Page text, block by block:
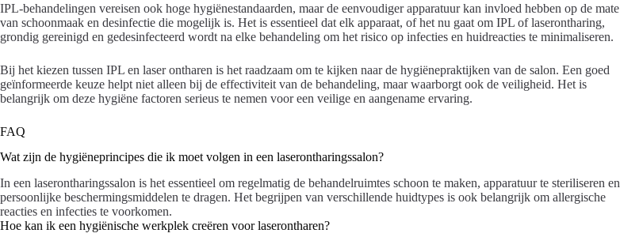
IPL-behandelingen vereisen ook hoge hygiënestandaarden, maar de eenvoudiger apparatuur kan invloed hebben op de mate
van schoonmaak en desinfectie die mogelijk is. Het is essentieel dat elk apparaat, of het nu gaat om IPL of laserontharing,
grondig gereinigd en gedesinfecteerd wordt na elke behandeling om het risico op infecties en huidreacties te minimaliseren.
Bij het kiezen tussen IPL en laser ontharen is het raadzaam om te kijken naar de hygiënepraktijken van de salon. Een goed
geïnformeerde keuze helpt niet alleen bij de effectiviteit van de behandeling, maar waarborgt ook de veiligheid. Het is
belangrijk om deze hygiëne factoren serieus te nemen voor een veilige en aangename ervaring.
FAQ
Wat zijn de hygiëneprincipes die ik moet volgen in een laserontharingssalon?
In een laserontharingssalon is het essentieel om regelmatig de behandelruimtes schoon te maken, apparatuur te steriliseren en
persoonlijke beschermingsmiddelen te dragen. Het begrijpen van verschillende huidtypes is ook belangrijk om allergische
reacties en infecties te voorkomen.
Hoe kan ik een hygiënische werkplek creëren voor laserontharen?